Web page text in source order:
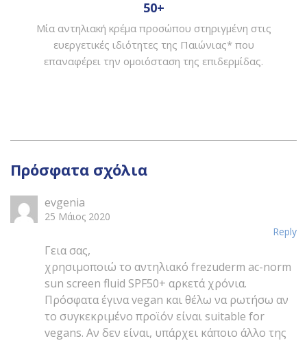
SUN SCREEN CREAM-TO-POWDER SPF
50+
Μία αντηλιακή κρέμα προσώπου στηριγμένη στις
Πρόσφατα σχόλια
25 Μάιος 2020
Reply
Γεια σας,
χρησιμοποιώ το αντηλιακό frezuderm ac-norm
sun screen fluid SPF50+ αρκετά χρόνια.
Πρόσφατα έγινα vegan και θέλω να ρωτήσω αν